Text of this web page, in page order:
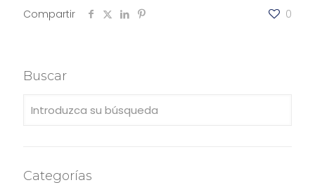
Compartir 0
Buscar
Categorías